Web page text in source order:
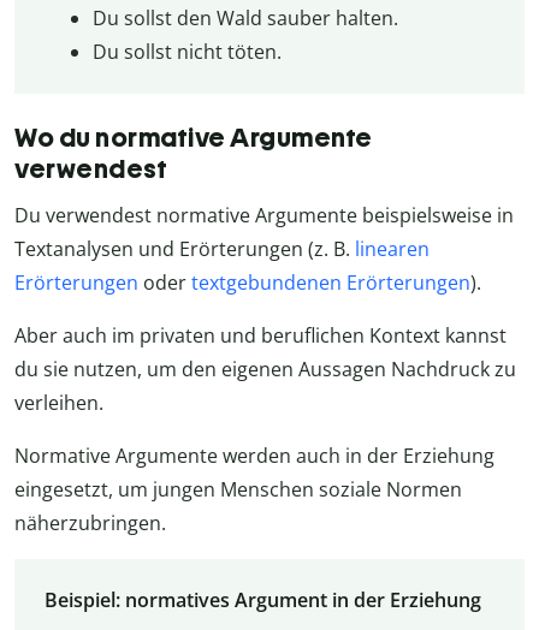
Du sollst den Wald sauber halten.
Du sollst nicht töten.
Wo du normative Argumente
verwendest
Du verwendest normative Argumente beispielsweise in
Textanalysen und Erörterungen (z. B. linearen
Erörterungen odertextgebundenen Erörterungen).
Aber auch im privaten und beruflichen Kontext kannst
du sie nutzen, um den eigenen Aussagen Nachdruck zu
verleihen.
Normative Argumente werden auch in der Erziehung
eingesetzt, um jungen Menschen soziale Normen
näherzubringen.
Beispiel: normatives Argument in der Erziehung